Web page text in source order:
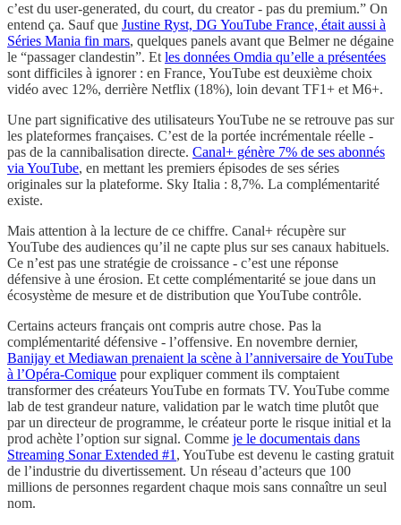
c’est du user-generated, du court, du creator - pas du premium.” On
entend ça. Sauf que Justine Ryst, DG YouTube France, était aussi à
Séries Mania fin mars, quelques panels avant que Belmer ne dégaine
le “passager clandestin”. Et les données Omdia qu’elle a présentées
sont difficiles à ignorer : en France, YouTube est deuxième choix
vidéo avec 12%, derrière Netflix (18%), loin devant TF1+ et M6+.
Une part significative des utilisateurs YouTube ne se retrouve pas sur
les plateformes françaises. C’est de la portée incrémentale réelle -
pas de la cannibalisation directe. Canal+ génère 7% de ses abonnés
via YouTube, en mettant les premiers épisodes de ses séries
originales sur la plateforme. Sky Italia : 8,7%. La complémentarité
existe.
Mais attention à la lecture de ce chiffre. Canal+ récupère sur
YouTube des audiences qu’il ne capte plus sur ses canaux habituels.
Ce n’est pas une stratégie de croissance - c’est une réponse
défensive à une érosion. Et cette complémentarité se joue dans un
écosystème de mesure et de distribution que YouTube contrôle.
Certains acteurs français ont compris autre chose. Pas la
complémentarité défensive - l’offensive. En novembre dernier,
Banijay et Mediawan prenaient la scène à l’anniversaire de YouTube
à l’Opéra-Comique pour expliquer comment ils comptaient
transformer des créateurs YouTube en formats TV. YouTube comme
lab de test grandeur nature, validation par le watch time plutôt que
par un directeur de programme, le créateur porte le risque initial et la
prod achète l’option sur signal. Comme je le documentais dans
Streaming Sonar Extended #1 , YouTube est devenu le casting gratuit
de l’industrie du divertissement. Un réseau d’acteurs que 100
millions de personnes regardent chaque mois sans connaître un seul
nom.